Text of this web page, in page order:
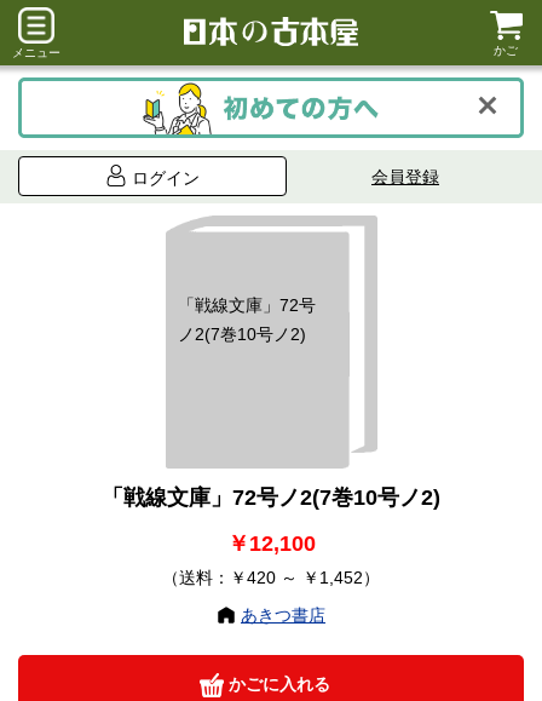
メニュー かご
ログイン 会員登録
「戦線文庫」72号
ノ2(7巻10号ノ2)
「戦線文庫」72号ノ2(7巻10号ノ2)
￥12,100
（送料：￥420 ～ ￥1,452）
あきつ書店
かごに入れる